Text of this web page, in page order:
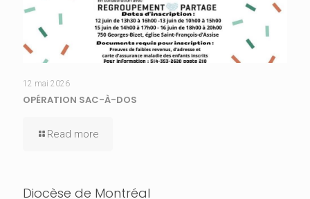
12 mai 2026
OPÉRATION SAC-À-DOS
Read more
Diocèse de Montréal